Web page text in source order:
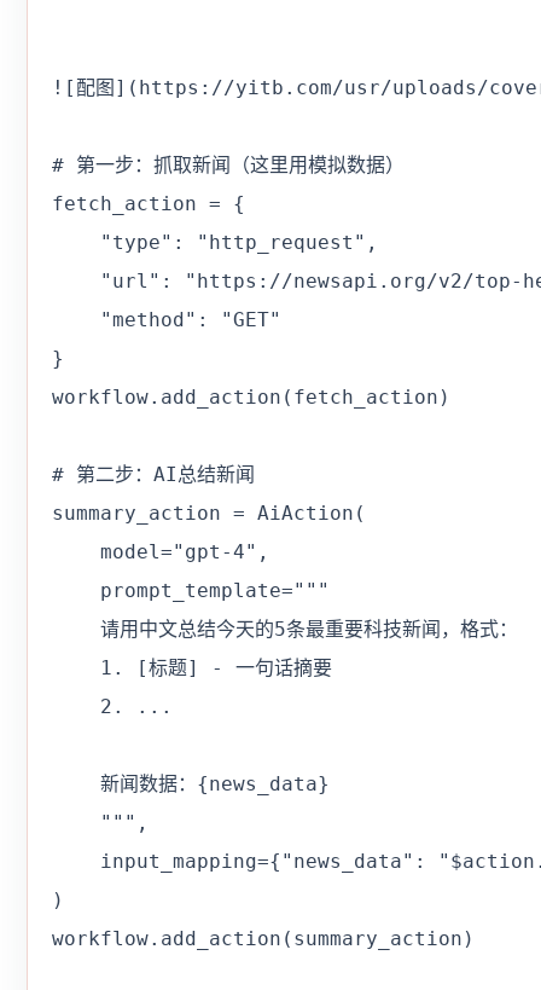
![配图](https://yitb.com/usr/uploads/
# 第一步：抓取新闻（这里用模拟数据）
fetch_action = {
    "type": "http_request",
"url": "https://newsapi.org/v2/top-
    "method": "GET"
}
workflow.add_action(fetch_action)
# 第二步：AI总结新闻
summary_action = AiAction(
    model="gpt-4",
    prompt_template="""
    请用中文总结今天的5条最重要科技新闻，格式：
    1. [标题] - 一句话摘要
    2. ...
    新闻数据：{news_data}
    """,
input_mapping={"news_data":
)
workflow.add_action(summary_action)